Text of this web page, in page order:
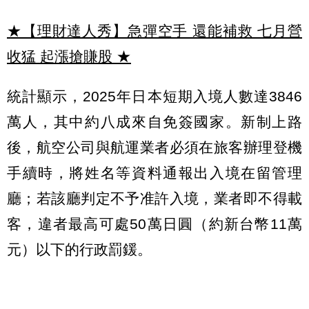
★【理財達人秀】急彈空手 還能補救 七月營
收猛 起漲搶賺股 ★
統計顯示，2025年日本短期入境人數達3846
萬人，其中約八成來自免簽國家。新制上路
後，航空公司與航運業者必須在旅客辦理登機
手續時，將姓名等資料通報出入境在留管理
廳；若該廳判定不予准許入境，業者即不得載
客，違者最高可處50萬日圓（約新台幣11萬
元）以下的行政罰鍰。